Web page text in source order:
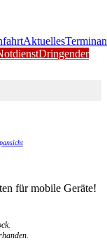
Aktuelles
Dringender
für mobile Geräte!